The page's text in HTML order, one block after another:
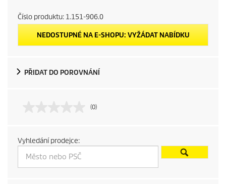
Číslo produktu: 1.151-906.0
NEDOSTUPNÉ NA E-SHOPU: VYŽÁDAT NABÍDKU
PŘIDAT DO POROVNÁNÍ
(0)
Vyhledání prodejce: